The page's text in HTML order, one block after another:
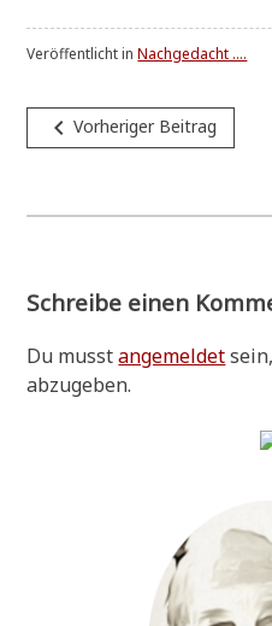
Veröffentlicht inNachgedacht ....
Beitragsnavigation
navigate_beforeVorheriger Beitrag
Schreibe einen
Du musstangemeldet
abzugeben.